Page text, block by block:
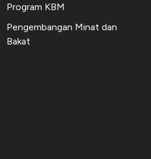
Program KBM
Pengembangan Minat dan
Bakat